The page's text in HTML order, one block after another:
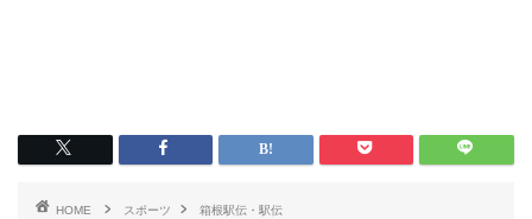
HOME スポーツ
箱根駅伝・駅伝